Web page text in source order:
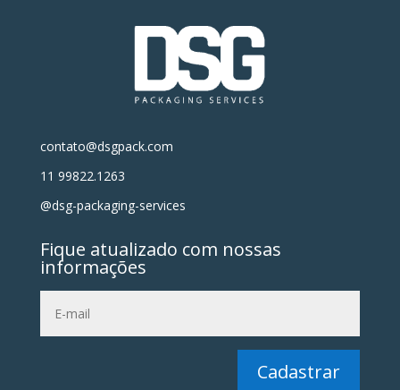
contato@dsgpack.com
11 99822.1263
@dsg-packaging-services
Fique atualizado com nossas
informações
Cadastrar